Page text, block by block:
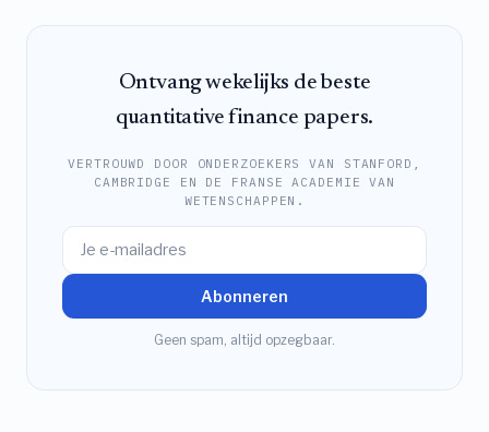
Ontvang wekelijks de beste
quantitative finance papers.
VERTROUWD DOOR ONDERZOEKERS VAN STANFORD,
CAMBRIDGE EN DE FRANSE ACADEMIE VAN
WETENSCHAPPEN.
Abonneren
Geen spam, altijd opzegbaar.